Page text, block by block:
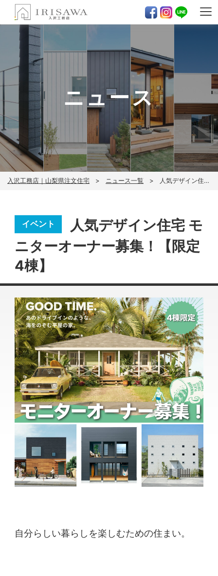
ニュース
入沢工務店｜山梨県注文住宅 ニュース一覧 人気デザイン住宅 モニターオーナー募集！【限定4棟】
人気デザイン住宅 モ
ニターオーナー募集！【限定
4棟】
自分らしい暮らしを楽しむための住まい。